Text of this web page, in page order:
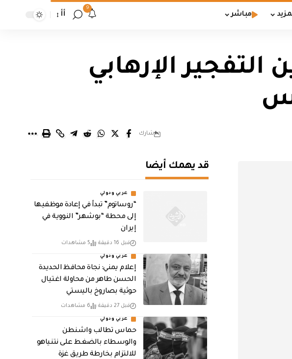
مباشر
9
أأ
التفجير الإرهابي
شارك
قد يهمك أيضا
عربي ودولي
“روساتوم” تبدأ في إعادة موظفيها
إلى محطة “بوشهر” النووية في
إيران
قبل 16 دقيقة 5 مشاهدات
عربي ودولي
إعلام يمني: نجاة محافظ الحديدة
الحسن طاهر من محاولة اغتيال
حوثية بصاروخ باليستي
قبل 27 دقيقة 6 مشاهدات
عربي ودولي
حماس تطالب واشنطن
والوسطاء بالضغط على نتنياهو
للالتزام بخارطة طريق غزة